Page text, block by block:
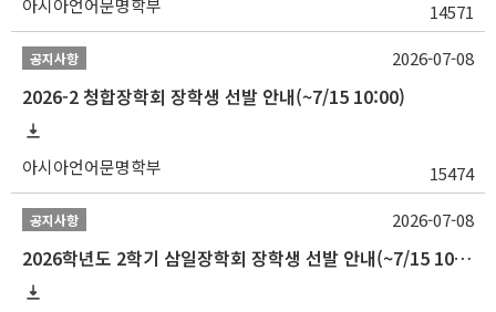
아시아언어문명학부 14571
공지사항
2026-2 청합장학회 장학생 선발 안내(~7/15 10:00)
아시아언어문명학부 15474
2026-07-08
공지사항
2026학년도 2학기 삼일장학회 장학생 선발 안내(~7/15 10:00)
2026-07-08